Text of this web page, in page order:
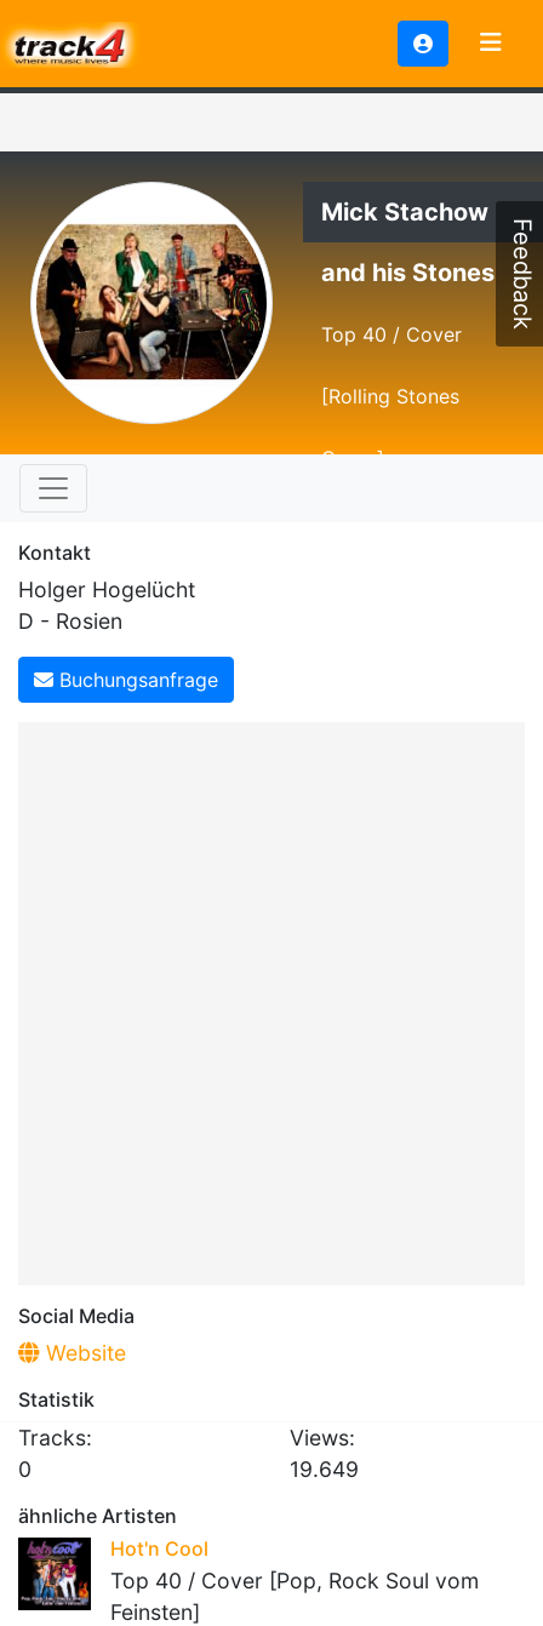
Mick Stachow
and his Stones
Top 40 / Cover
[Rolling Stones
Cover]
Kontakt
Holger Hogelücht
D - Rosien
Buchungsanfrage
Social Media
Website
Statistik
Tracks:
0
Views:
19.649
ähnliche Artisten
Hot'n Cool
Top 40 / Cover [Pop, Rock Soul vom
Feinsten]
Feedback